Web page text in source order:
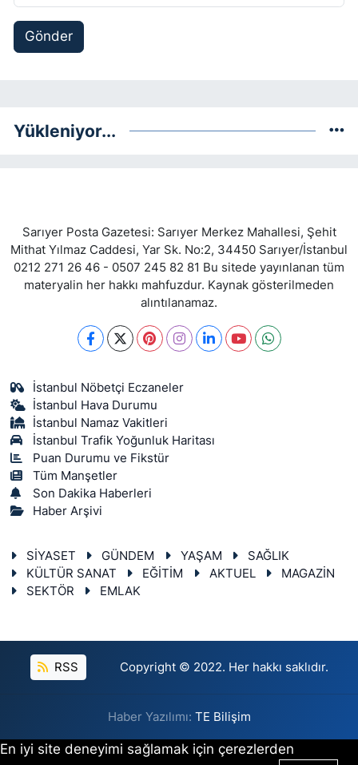
Gönder
Yükleniyor...
Sarıyer Posta Gazetesi: Sarıyer Merkez Mahallesi, Şehit
Mithat Yılmaz Caddesi, Yar Sk. No:2, 34450 Sarıyer/İstanbul
0212 271 26 46 - 0507 245 82 81 Bu sitede yayınlanan tüm
materyalin her hakkı mahfuzdur. Kaynak gösterilmeden
alıntılanamaz.
İstanbul Nöbetçi Eczaneler
İstanbul Hava Durumu
İstanbul Namaz Vakitleri
İstanbul Trafik Yoğunluk Haritası
Puan Durumu ve Fikstür
Tüm Manşetler
Son Dakika Haberleri
Haber Arşivi
SİYASET GÜNDEM YAŞAM
SAĞLIK
KÜLTÜR SANAT
EĞİTİM AKTUEL
MAGAZİN
SEKTÖR
EMLAK
RSS Copyright © 2022. Her hakkı saklıdır.
Haber Yazılımı: TE Bilişim
En iyi site deneyimi sağlamak için çerezlerden